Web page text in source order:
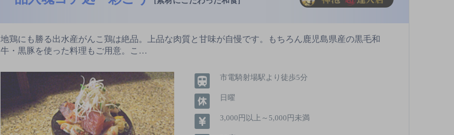
地鶏にも勝る出水産がんこ鶏は絶品。上品な肉質と甘味が自慢です。もちろん鹿児島県産の黒毛和
牛・黒豚を使った料理もご用意。こ…
市電騎射場駅より徒歩5分
日曜
3,000円以上～5,000円未満